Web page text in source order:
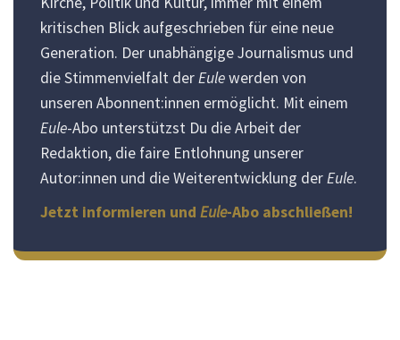
kritischen Blick aufgeschrieben für eine neue
Generation. Der unabhängige Journalismus und
die Stimmenvielfalt derEulewerden von
unseren Abonnent:innen ermöglicht. Mit einem
Eule-Abo unterstützst Du die Arbeit der
Redaktion, die faire Entlohnung unserer
Autor:innen und die Weiterentwicklung derEule.
Jetzt informieren und Eule-Abo abschließen!